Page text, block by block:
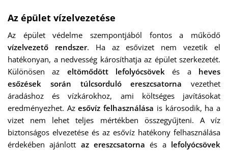
Az épület vízelvezetése
Az épület védelme szempontjából fontos a működő
vízelvezető rendszer. Ha az esővizet nem vezetik el
hatékonyan, a nedvesség károsíthatja az épület szerkezetét.
Különösen az eltömődött lefolyócsövek és a heves
esőzések során túlcsorduló ereszcsatorna vezethet
áradáshoz és vízkárokhoz, ami költséges javításokat
eredményezhet. Azesővíz felhasználása is károsodik, ha a
vizet nem lehet teljes mértékben összegyűjteni. A víz
biztonságos elvezetése és az esővíz hatékony felhasználása
érdekében ajánlott az ereszcsatorna és a lefolyócsövek